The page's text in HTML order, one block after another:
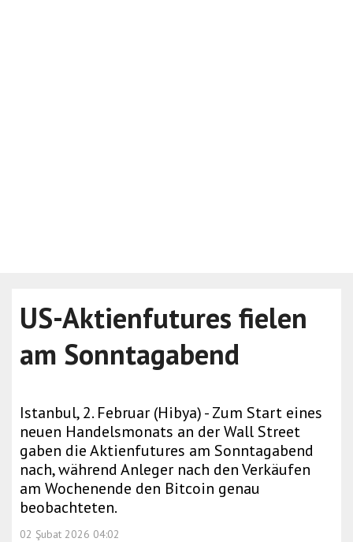
US-Aktienfutures fielen
am Sonntagabend
Istanbul, 2. Februar (Hibya) - Zum Start eines
neuen Handelsmonats an der Wall Street
gaben die Aktienfutures am Sonntagabend
nach, während Anleger nach den Verkäufen
am Wochenende den Bitcoin genau
beobachteten.
02 Şubat 2026 04:02